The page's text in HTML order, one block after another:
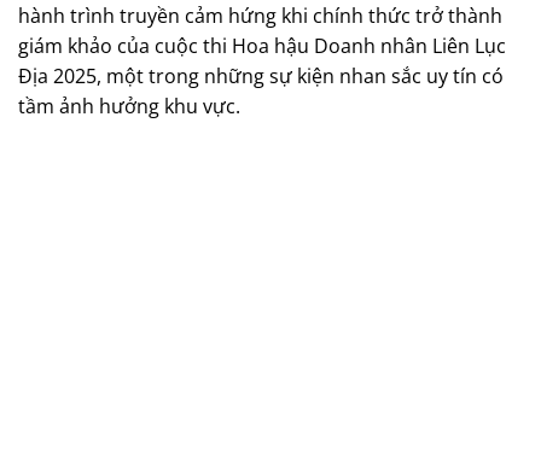
hành trình truyền cảm hứng khi chính thức trở thành
giám khảo của cuộc thi Hoa hậu Doanh nhân Liên Lục
Địa 2025, một trong những sự kiện nhan sắc uy tín có
tầm ảnh hưởng khu vực.